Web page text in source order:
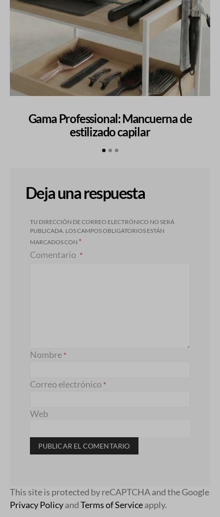
Gama Professional: Mancuerna de
estilizado capilar
Deja una respuesta
TU DIRECCIÓN DE CORREO ELECTRÓNICO NO SERÁ
PUBLICADA. LOS CAMPOS OBLIGATORIOS ESTÁN
MARCADOS CON *
Comentario
Nombre *
Correo electrónico *
Web
This site is protected by reCAPTCHA and the Google
Privacy PolicyandTerms of Serviceapply.